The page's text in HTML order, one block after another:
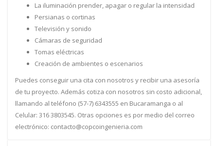
La iluminación prender, apagar o regular la intensidad
Persianas o cortinas
Televisión y sonido
Cámaras de seguridad
Tomas eléctricas
Creación de ambientes o escenarios
Puedes conseguir una cita con nosotros y recibir una asesoría
de tu proyecto. Además cotiza con nosotros sin costo adicional,
llamando al teléfono (57-7) 6343555 en Bucaramanga o al
Celular: 316 3803545. Otras opciones es por medio del correo
electrónico: contacto@copcoingenieria.com